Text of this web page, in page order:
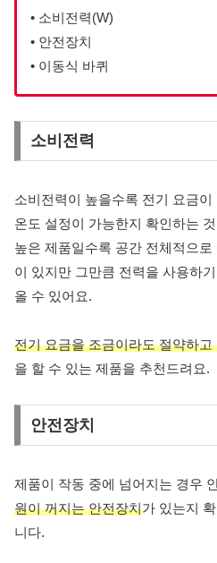
• 소비전력(W)
• 안전장치
• 이동식 바퀴
소비전력
소비전력이 높을수록 전기 요금
온도 설정이 가능한지 확인하는
높은 제품일수록 공간 전체적으
이 있지만 그만큼 전력을 사용하
올 수 있어요.
전기 요금을 조금이라도 절약하
을 할 수 있는 제품을 추천드려요.
안전장치
제품이 작동 중에 넘어지는 경우
원이 꺼지는 안전장치가 있는지
니다.